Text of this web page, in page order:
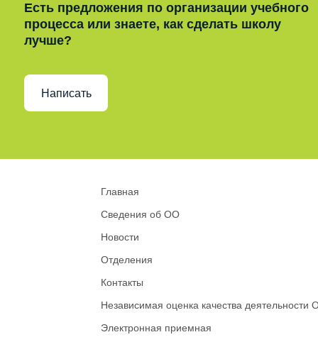
Есть предложения по организации учебного
процесса или знаете, как сделать школу
лучше?
Написать
Главная
Сведения об ОО
Новости
Отделения
Контакты
Независимая оценка качества деятельности
Электронная приемная